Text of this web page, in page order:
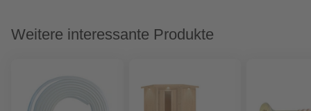
Weitere interessante Produkte